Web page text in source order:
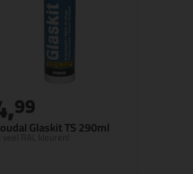
Glaskit TS 290ml
veel RAL kleuren!
99